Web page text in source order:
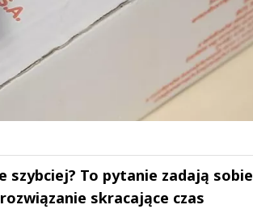
szybciej? To pytanie zadają sobie
skracające czas